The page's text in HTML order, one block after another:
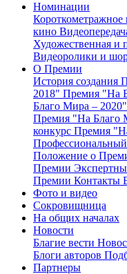
Номинации
Короткометражное
кино
Художественная и
Видеоролики и
О Премии
История создания
2018" Премия "На
Благо Мира – 2020"
Премия "На Благо
конкурс Премия
Положение о
Премии
Премии Контакты
Фото и видео
Сокровищница
На общих началах
Новости
Благие вести
Блоги авторов
Партнеры